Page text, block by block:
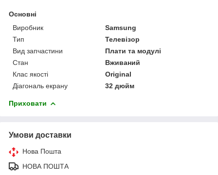
Основні
Виробник
Samsung
Тип
Телевізор
Вид запчастини
Плати та модулі
Стан
Вживаний
Клас якості
Original
Діагональ екрану
32 дюйм
Приховати
Умови доставки
Нова Пошта
НОВА ПОШТА